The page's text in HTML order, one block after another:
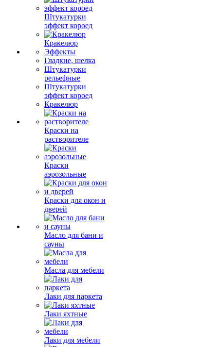
Штукатурки
эффект короед
Кракелюр
Эффекты
Гладкие, шелка
Штукатурки
рельефные
Штукатурки
эффект короед
Кракелюр
Краски на
растворителе
Краски
аэрозольные
Краски для окон и
дверей
Масло для бани и
сауны
Масла для мебели
Лаки для паркета
Лаки яхтные
Лаки для мебели